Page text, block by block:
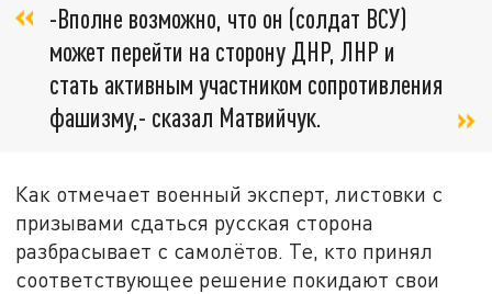
-Вполне возможно, что он (солдат ВСУ)
может перейти на сторону ДНР, ЛНР и
стать активным участником сопротивления
фашизму,- сказал Матвийчук.
Как отмечает военный эксперт, листовки с
призывами сдаться русская сторона
разбрасывает с самолётов. Те, кто принял
соответствующее решение покидают свои